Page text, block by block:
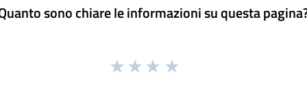
sono chiare le informazioni su questa